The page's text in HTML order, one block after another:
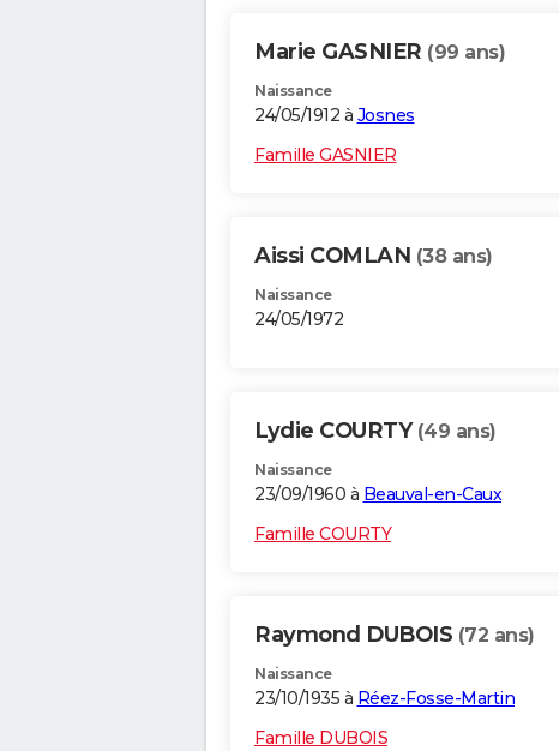
Marie GASNIER (99 ans)
Naissance
24/05/1912 à Josnes
Famille GASNIER
Aissi COMLAN (38 ans)
Naissance
24/05/1972
Lydie COURTY (49 ans)
Naissance
23/09/1960 à Beauval-en-Caux
Famille COURTY
Raymond DUBOIS (72 ans)
Naissance
23/10/1935 à Réez-Fosse-Martin
Famille DUBOIS